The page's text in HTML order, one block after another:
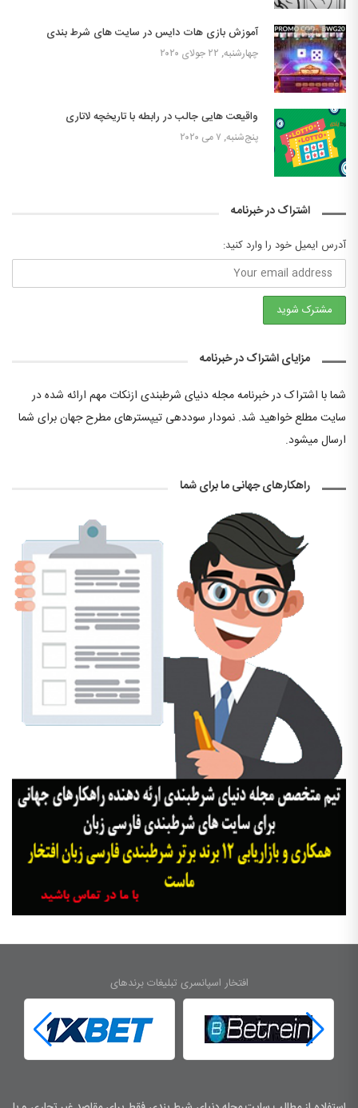
آموزش بازی هات دایس در سایت های شرط بندی
چهارشنبه, ۲۲ جولای ۲۰۲۰
واقیعت هایی جالب در رابطه با تاریخچه لاتاری
پنج‌شنبه, ۷ می ۲۰۲۰
اشتراک در خبرنامه
آدرس ایمیل خود را وارد کنید:
مزایای اشتراک در خبرنامه
شما با اشتراک در خبرنامه مجله دنیای شرطبندی ازنکات مهم ارائه شده در
سایت مطلع خواهید شد. نمودار سوددهی تیپسترهای مطرح جهان برای شما
ارسال میشود.
راهکارهای جهانی ما برای شما
افتخار اسپانسری تبلیغات برندهای